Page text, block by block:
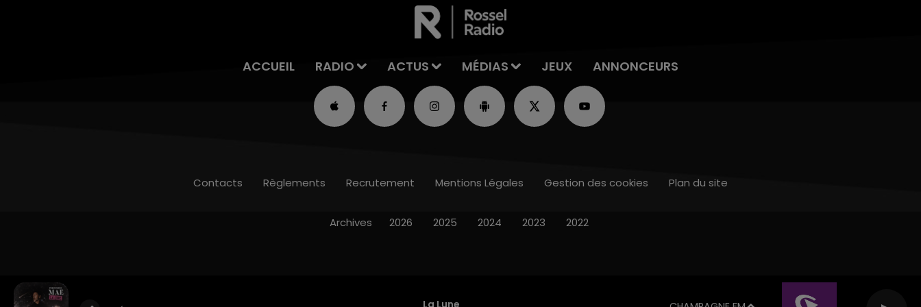
ACCUEIL RADIO ACTUS MÉDIAS JEUX ANNONCEURS
La Lune
Contacts Règlements Recrutement Mentions Légales Gestion des cookies Plan du site
Archives 2026 2025 2024 2023 2022